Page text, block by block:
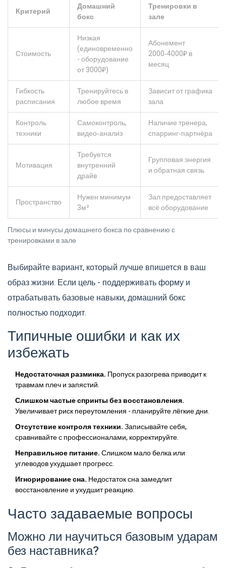
Плюсы и минусы домашнего бокса по сравнению с
тренировками в зале
Критерий
Домашний
бокс
Тренировки в
зале
Стоимость
Низкая
(единовременно
- оборудование
от 3000₽)
Абонемент
2000‑4000₽ в
месяц
Гибкость
расписания
Тренируйтесь в
любое время
Зависит от графика
зала
Контроль
техники
Самоконтроль,
видео‑анализ
Наличие тренера,
спарринг‑партнёра
Мотивация
Требуется
внутренний
драйв
Групповая энергия
и обратная связь
Пространство
Нужен минимум
3м²
Зал предоставляет
всё оборудование
Выбирайте вариант, который лучше впишется в ваш
образ жизни. Если цель - поддерживать форму и
отрабатывать базовые навыки, домашний бокс
полностью подходит.
Типичные ошибки и как их
избежать
Недостаточная разминка. Пропуск разогрева приводит к
травмам плеч и запястий.
Слишком частые спринты без восстановления.
Увеличивает риск переутомления - планируйте лёгкие дни.
Отсутствие контроля техники.Записывайте себя,
сравнивайте с профессионалами, корректируйте.
Неправильное питание.Слишком мало белка или
углеводов ухудшает прогресс.
Игнорирование сна. Недостаток сна замедлит
восстановление и ухудшит реакцию.
Часто задаваемые вопросы
Можно ли научиться базовым ударам
без наставника?